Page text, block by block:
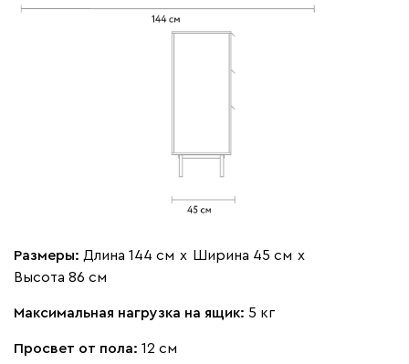
Размеры: Длина 144 см х Ширина 45 см х
Высота 86 см
Максимальная нагрузка на ящик: 5 кг
Просвет от пола: 12 см